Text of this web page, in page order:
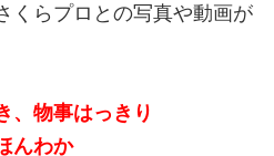
くらプロとの写真や動画が
、物事はっきり
んわか